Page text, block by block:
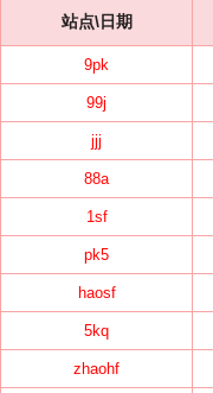
站点\日期
9pk
99j
jjj
88a
1sf
pk5
haosf
5kq
zhaohf